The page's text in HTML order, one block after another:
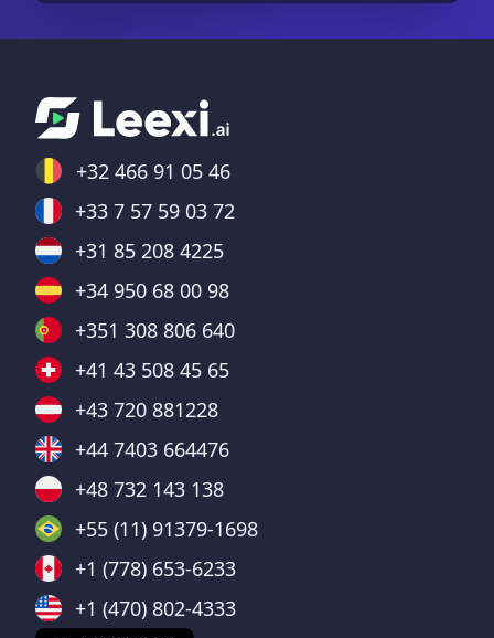
+32 466 91 05 46
+33 7 57 59 03 72
+31 85 208 4225
+34 950 68 00 98
+351 308 806 640
+41 43 508 45 65
+43 720 881228
+44 7403 664476
+48 732 143 138
+55 (11) 91379-1698
+1 (778) 653-6233
+1 (470) 802-4333